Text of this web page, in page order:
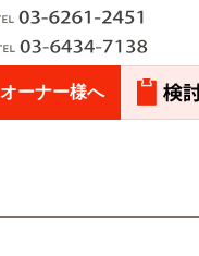
オーナー様へ